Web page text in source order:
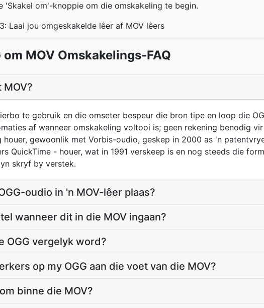
'Skakel om'-knoppie om die omskakeling te begin.
Laai jou omgeskakelde lêer af MOV lêers
om MOV Omskakelings-FAQ
te gebruik en die omseter bespeur die bron tipe en loop die
af wanneer omskakeling voltooi is; geen rekening benodig
houer, gewoonlik met Vorbis-oudio, geskep in 2000 as 'n
QuickTime - houer, wat in 1991 verskeep is en nog steeds die
skryf by verstek.
oudio in 'n MOV-lêer plaas?
wanneer dit in die MOV ingaan?
OGG vergelyk word?
op my OGG aan die voet van die MOV?
binne die MOV?